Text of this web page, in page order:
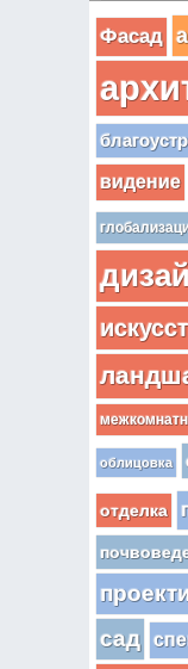
Фасад
видение
облицовка
отделка
сад